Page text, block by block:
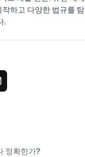
하고 다양한 법규를 탐
.
정확한가?